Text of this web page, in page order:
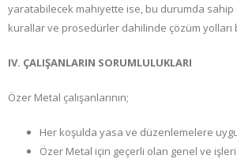
yaratabilecek mahiyette ise, bu durumda
kurallar ve prosedürler dahilinde çözüm yolları
IV. ÇALIŞANLARIN SORUMLULUKLARI
Özer Metal çalışanlarının;
Her koşulda yasa ve düzenlemelere
Özer Metal için geçerli olan genel ve